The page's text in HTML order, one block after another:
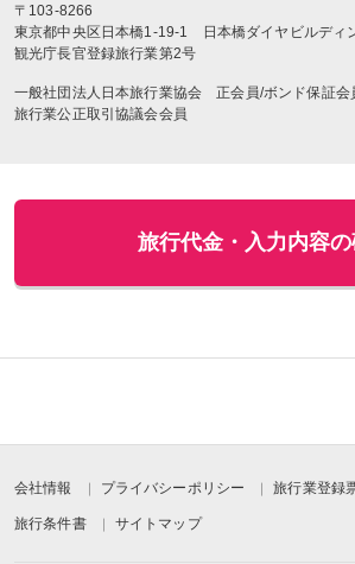
〒 103-8266
東京都中央区日本橋1-19-1
日本橋ダイヤビルディ
観光庁長官登録旅行業第2号
一般社団法人日本旅行業協会 正会員/ボンド保証会
旅行業公正取引協議会会員
会社情報 プライバシーポリシー 旅行業登録
旅行条件書 サイトマップ